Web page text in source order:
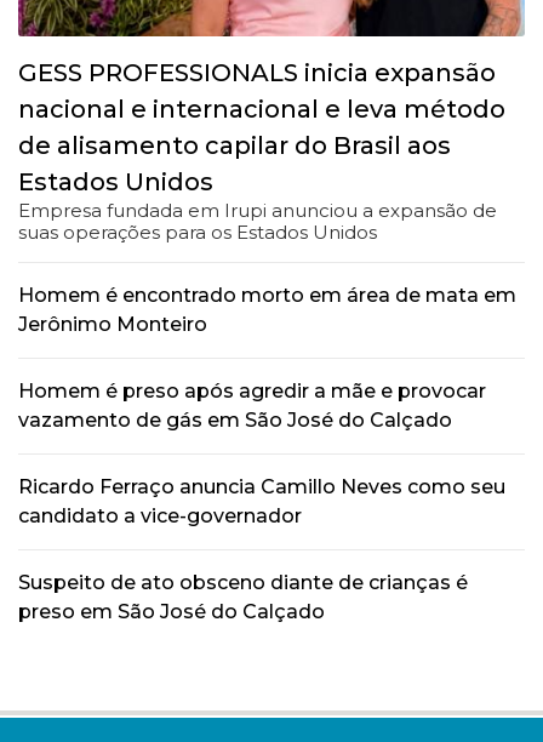
GESS PROFESSIONALS inicia expansão
nacional e internacional e leva método
de alisamento capilar do Brasil aos
Estados Unidos
Empresa fundada em Irupi anunciou a expansão de
suas operações para os Estados Unidos
Homem é encontrado morto em área de mata em
Jerônimo Monteiro
Homem é preso após agredir a mãe e provocar
vazamento de gás em São José do Calçado
Ricardo Ferraço anuncia Camillo Neves como seu
candidato a vice-governador
Suspeito de ato obsceno diante de crianças é
preso em São José do Calçado